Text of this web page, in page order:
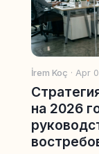
İrem Koç · Apr
на 2026